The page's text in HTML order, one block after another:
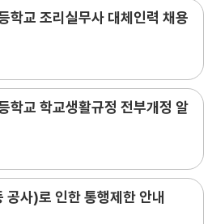
교 조리실무사 대체인력 채용
교 학교생활규정 전부개정 알
사)로 인한 통행제한 안내